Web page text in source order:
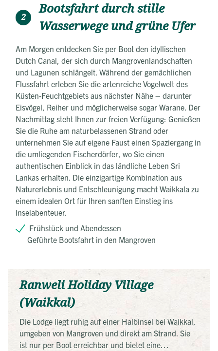
2
Bootsfahrt durch stille
Wasserwege und grüne Ufer
Am Morgen entdecken Sie per Boot den idyllischen
Dutch Canal, der sich durch Mangrovenlandschaften
und Lagunen schlängelt. Während der gemächlichen
Flussfahrt erleben Sie die artenreiche Vogelwelt des
Küsten-Feuchtgebiets aus nächster Nähe – darunter
Eisvögel, Reiher und möglicherweise sogar Warane. Der
Nachmittag steht Ihnen zur freien Verfügung: Genießen
Sie die Ruhe am naturbelassenen Strand oder
unternehmen Sie auf eigene Faust einen Spaziergang in
die umliegenden Fischerdörfer, wo Sie einen
authentischen Einblick in das ländliche Leben Sri
Lankas erhalten. Die einzigartige Kombination aus
Naturerlebnis und Entschleunigung macht Waikkala zu
einem idealen Ort für Ihren sanften Einstieg ins
Inselabenteuer.
Frühstück und Abendessen
Geführte Bootsfahrt in den Mangroven
Ranweli Holiday Village
(Waikkal)
Die Lodge liegt ruhig auf einer Halbinsel bei Waikkal,
umgeben von Mangroven und direkt am Strand. Sie
ist nur per Boot erreichbar und bietet eine